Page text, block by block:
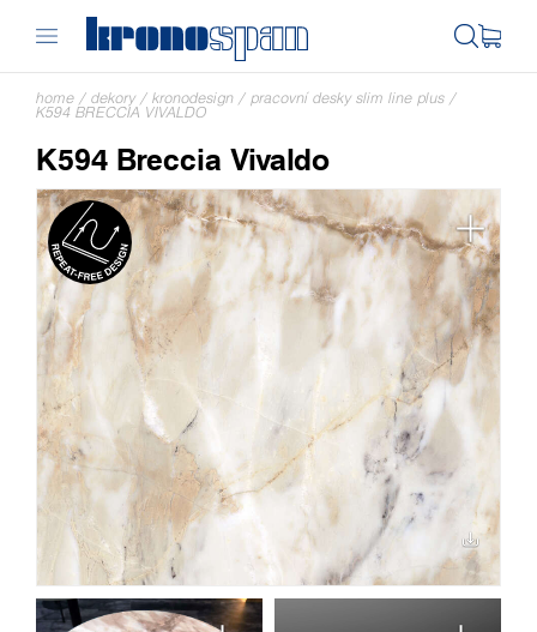
home / dekory / kronodesign / pracovní desky slim line plus /
K594 BRECCIA VIVALDO
K594 Breccia Vivaldo